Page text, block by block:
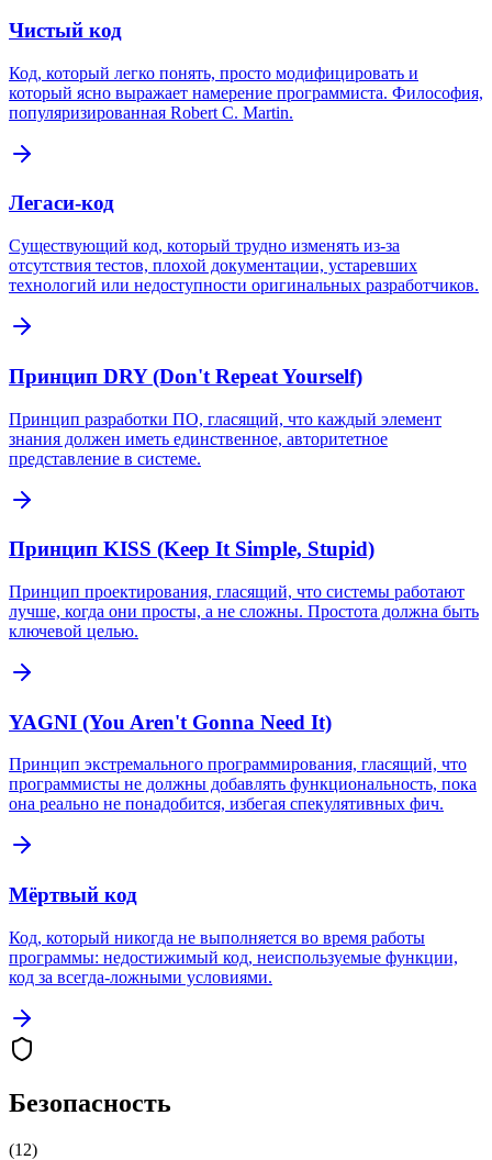
Чистый код
Код, который легко понять, просто модифицировать и
который ясно выражает намерение программиста. Философия,
популяризированная Robert C. Martin.
Легаси-код
Существующий код, который трудно изменять из-за
отсутствия тестов, плохой документации, устаревших
технологий или недоступности оригинальных разработчиков.
Принцип DRY (Don't Repeat Yourself)
Принцип разработки ПО, гласящий, что каждый элемент
знания должен иметь единственное, авторитетное
представление в системе.
Принцип KISS (Keep It Simple, Stupid)
Принцип проектирования, гласящий, что системы работают
лучше, когда они просты, а не сложны. Простота должна быть
ключевой целью.
YAGNI (You Aren't Gonna Need It)
Принцип экстремального программирования, гласящий, что
программисты не должны добавлять функциональность, пока
она реально не понадобится, избегая спекулятивных фич.
Мёртвый код
Код, который никогда не выполняется во время работы
программы: недостижимый код, неиспользуемые функции,
код за всегда-ложными условиями.
Безопасность
(12)